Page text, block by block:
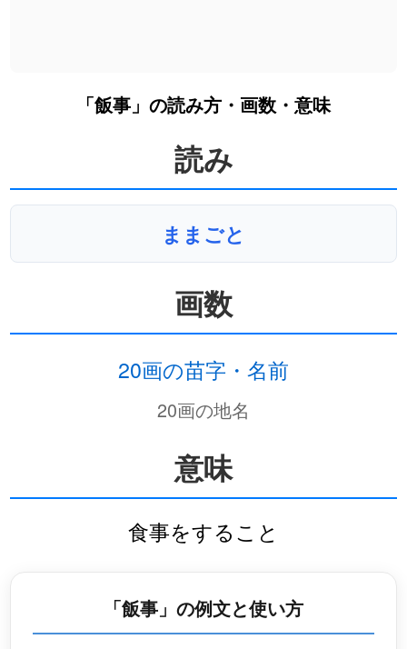
「飯事」の読み方・画数・意味
読み
ままごと
画数
20画の苗字・名前
20画の地名
意味
食事をすること
「飯事」の例文と使い方